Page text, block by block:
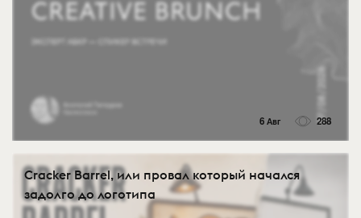
6 Авг 288
Cracker Barrel, или провал который начался
задолго до логотипа